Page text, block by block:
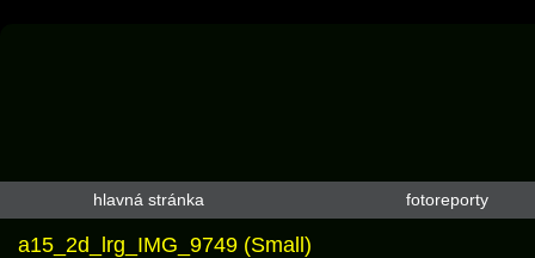
hlavná stránka fotoreporty
a15_2d_lrg_IMG_9749 (Small)